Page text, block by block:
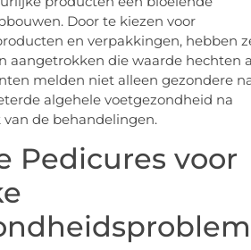
Door te kiezen voor
en verpakkingen, hebben
aangetrokken die waarde hechten
melden niet alleen gezondere
algehele voetgezondheid na
de behandelingen.
Pedicures voor